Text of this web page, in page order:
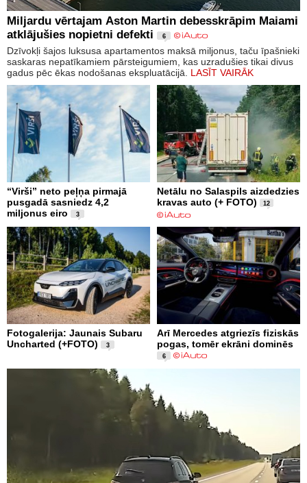
Miljardu vērtajam Aston Martin debesskrāpim Maiami
atklājušies nopietni defekti
6
Dzīvokļi šajos luksusa apartamentos maksā miljonus, taču īpašnieki
saskaras nepatīkamiem pārsteigumiem, kas uzradušies tikai divus
gadus pēc ēkas nodošanas ekspluatācijā. LASĪT VAIRĀK
“Virši” neto peļņa pirmajā
pusgadā sasniedz 4,2
miljonus eiro
3
Netālu no Salaspils aizdedzies
kravas auto (+ FOTO)
12
Fotogalerija: Jaunais Subaru
Uncharted (+FOTO)
3
Arī Mercedes atgriezīs fiziskās
pogas, tomēr ekrāni dominēs
6